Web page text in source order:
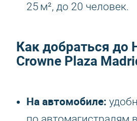
25 м², до 20 человек.
Как добраться до
Crowne Plaza
На автомобиле: